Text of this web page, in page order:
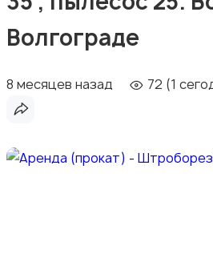
Волгограде
8 месяцев назад 72 (1